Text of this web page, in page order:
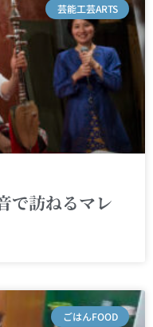
芸能工芸ARTS
で訪ねるマレ
ごはんFOOD